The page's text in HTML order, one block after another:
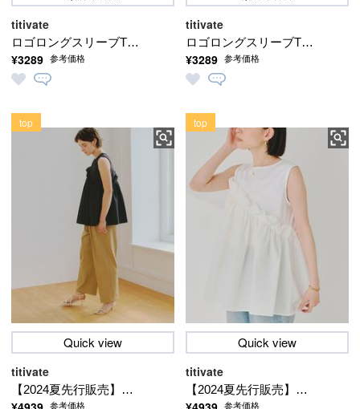
ロゴロングスリーブTシ
ャツ
titivate
¥3289 参考価格
ロゴロングスリーブTシ
ャツ
titivate
¥3289 参考価格
Quick view
【2024夏先行販売】★
titivate
参考価格
top
Quick view
【2024夏先行販売】★
titivate
参考価格
top